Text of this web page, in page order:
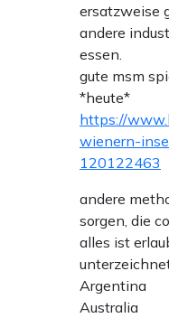
ersatzweise
andere
essen.
gute msm
*heute*
https://
wienern-
120122463
andere
sorgen, die
alles ist
Argentina
Australia